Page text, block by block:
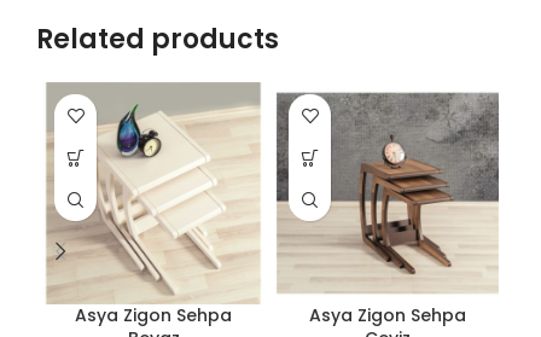
Related products
Asya Zigon Sehpa
Asya Zigon Sehpa